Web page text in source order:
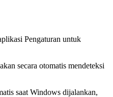
Pengaturan untuk
secara otomatis mendeteksi
saat Windows dijalankan,